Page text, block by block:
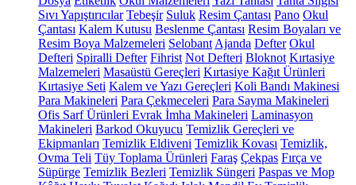
Sıvı Yapıştırıcılar Tebeşir Suluk Resim Çantası Pano Okul
Çantası Kalem Kutusu Beslenme Çantası Resim Boyaları ve
Resim Boya Malzemeleri Selobant Ajanda Defter Okul
Defteri Spiralli Defter Fihrist Not Defteri Bloknot Kırtasiye
Malzemeleri Masaüstü Gereçleri Kırtasiye Kağıt Ürünleri
Kırtasiye Seti Kalem ve Yazı Gereçleri Koli Bandı Makinesi
Para Makineleri Para Çekmeceleri Para Sayma Makineleri
Ofis Sarf Ürünleri Evrak İmha Makineleri Laminasyon
Makineleri Barkod Okuyucu Temizlik Gereçleri ve
Ekipmanları Temizlik Eldiveni Temizlik Kovası Temizlik,
Ovma Teli Tüy Toplama Ürünleri Faraş Çekpas Fırça ve
Süpürge Temizlik Bezleri Temizlik Süngeri Paspas ve Mop